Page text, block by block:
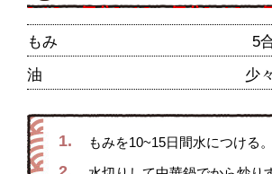
[:th]20個分[:zh]20個分[:ch]20
もみ 5
油
少々
1. もみを10~15日間水につける。